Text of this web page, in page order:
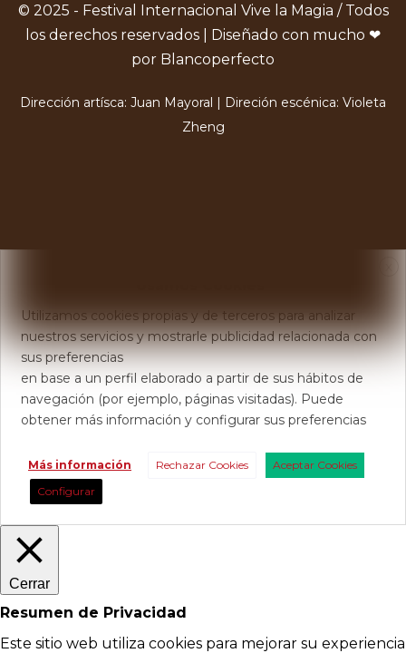
© 2025 - Festival Internacional Vive la Magia / Todos
los derechos reservados | Diseñado con mucho ❤
por Blancoperfecto
Dirección artísca: Juan Mayoral | Direción escénica: Violeta
Zheng
Utilizamos cookies propias y de terceros para analizar
nuestros servicios y mostrarle publicidad relacionada con
sus preferencias
en base a un perfil elaborado a partir de sus hábitos de
navegación (por ejemplo, páginas visitadas). Puede
obtener más información y configurar sus preferencias
Más información Rechazar Cookies
Aceptar Cookies
Configurar
Cerrar
Resumen de Privacidad
Este sitio web utiliza cookies para mejorar su experiencia